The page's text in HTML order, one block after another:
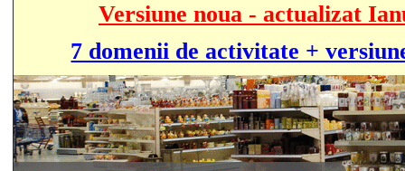
Versiune noua - actualizat
7 domenii de activitate +